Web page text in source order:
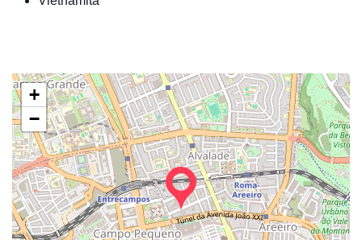
+
−